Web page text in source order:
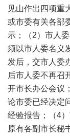
见山作出四项重
或市委有关各部
示；（2）市人
须以市人委名义
发后，交市人委
后市人委不再召
开市长办公会议
论市委已经决定
经验报告；（4
原有各副市长秘